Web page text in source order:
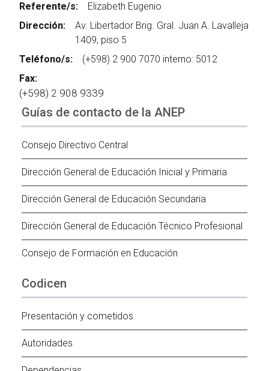
Referente/s:
Elizabeth Eugenio
Dirección:
Av. Libertador Brig. Gral. Juan A. Lavalleja
1409, piso 5
Teléfono/s:
(+598) 2 900 7070 interno: 5012
Fax:
(+598) 2 908 9339
Guías de contacto de la ANEP
Consejo Directivo Central
Dirección General de Educación Inicial y Primaria
Dirección General de Educación Secundaria
Dirección General de Educación Técnico Profesional
Consejo de Formación en Educación
Codicen
Presentación y cometidos
Autoridades